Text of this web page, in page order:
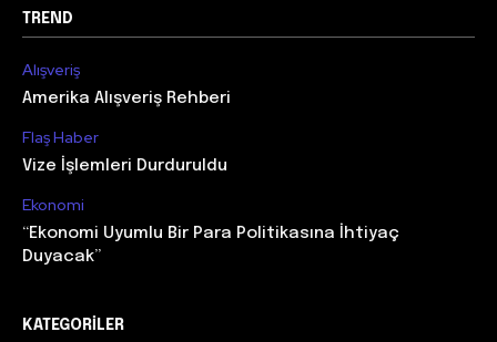
TREND
Alışveriş
Amerika Alışveriş Rehberi
Flaş Haber
Vize İşlemleri Durduruldu
Ekonomi
“Ekonomi Uyumlu Bir Para Politikasına İhtiyaç
Duyacak”
KATEGORILER